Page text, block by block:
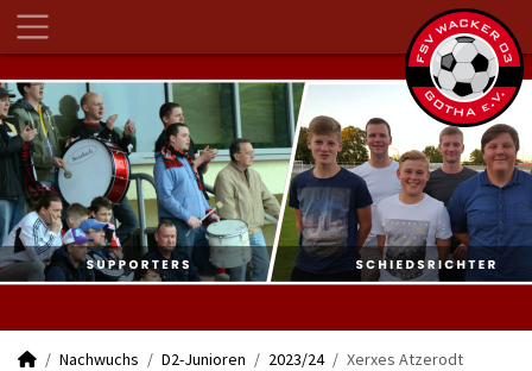
Nachwuchs D2-Junioren 2023/24 Xerxes Atzerodt